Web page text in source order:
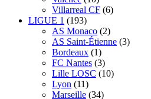
Villarreal CF (6)
LIGUE 1 (193)
AS Monaco (2)
AS Saint-Étienne (3)
Bordeaux (1)
FC Nantes (3)
Lille LOSC (10)
Lyon (11)
Marseille (34)